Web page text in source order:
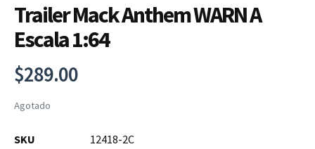
Trailer Mack Anthem WARN A
Escala 1:64
$289.00
Agotado
SKU
12418-2C